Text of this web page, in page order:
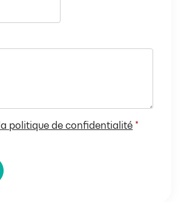
la politique de confidentialité *